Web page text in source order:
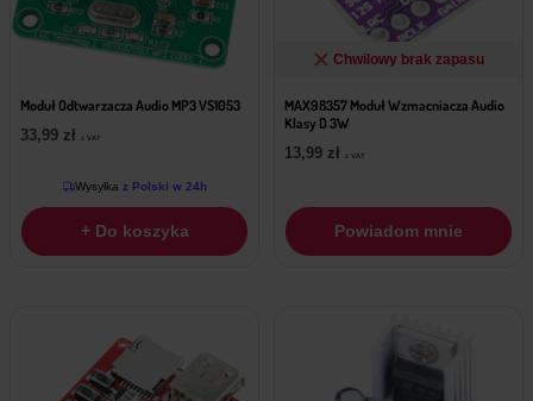
Moduł Odtwarzacza Audio MP3 VS1053
33,99 zł z VAT
Wysyłka z Polski w 24h
+ Do koszyka
Chwilowy brak zapasu
MAX98357 Moduł Wzmacniacza Audio
Klasy D 3W
13,99 zł z VAT
Powiadom mnie